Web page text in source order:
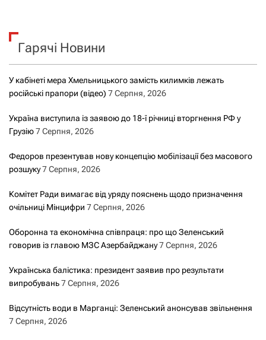
к
Гарячі Новини
У кабінеті мера Хмельницького замість килимків лежать
російські прапори (відео) 7 Серпня, 2026
Україна виступила із заявою до 18-ї річниці вторгнення РФ у
Грузію7 Серпня, 2026
Федоров презентував нову концепцію мобілізації без масового
розшуку7 Серпня, 2026
Комітет Ради вимагає від уряду пояснень щодо призначення
очільниці Мінцифри 7 Серпня, 2026
Оборонна та економічна співпраця: про що Зеленський
говорив із главою МЗС Азербайджану7 Серпня, 2026
Українська балістика: президент заявив про результати
випробувань7 Серпня, 2026
Відсутність води в Марганці: Зеленський анонсував звільнення
7 Серпня, 2026